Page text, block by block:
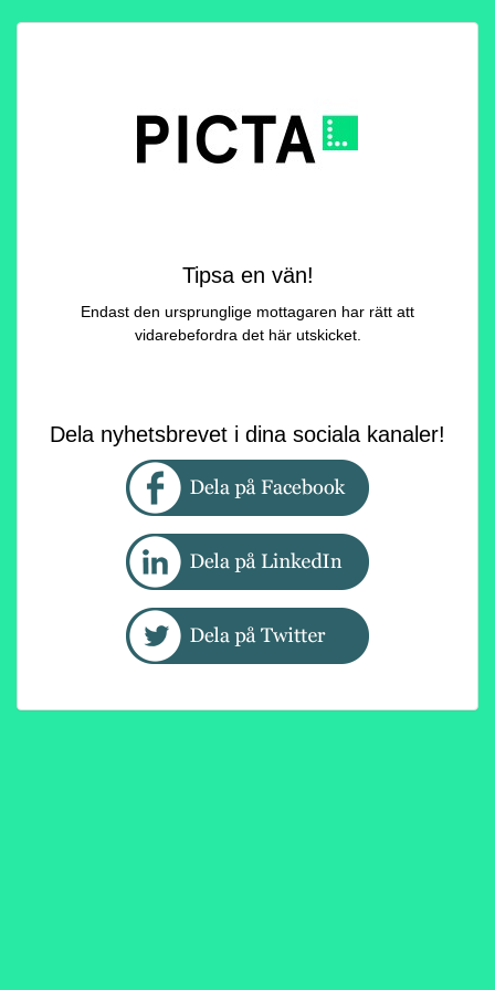
Tipsa en vän!
Endast den ursprunglige mottagaren har rätt att
vidarebefordra det här utskicket.
Dela nyhetsbrevet i dina sociala kanaler!